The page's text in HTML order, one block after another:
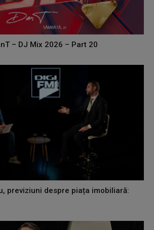
– DJ Mix 2026 – Part 20
previziuni despre piața imobiliară: